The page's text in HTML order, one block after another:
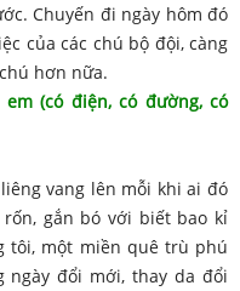
Chuyến đi ngày hôm đó
của các chú bộ đội, càng
hơn nữa.
(có điện, có đường, có
vang lên mỗi khi ai đó
gắn bó với biết bao kỉ
tôi, một miền quê trù phú
đổi mới, thay da đổi